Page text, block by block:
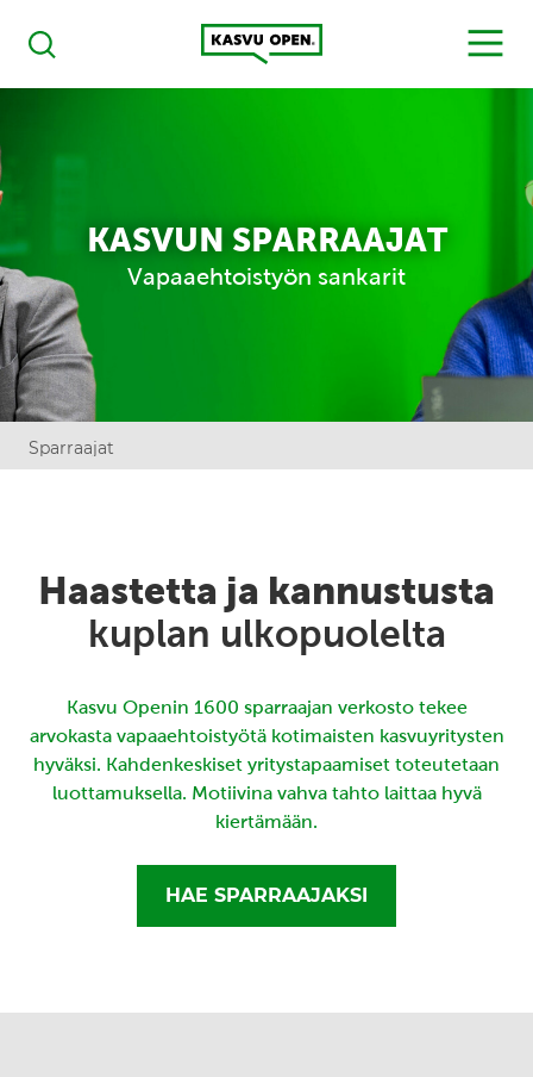
Haku
Kasvu Open
MENU
KASVUN SPARRAAJAT
Vapaaehtoistyön sankarit
Sparraajat
Haastetta ja kannustusta
kuplan ulkopuolelta
Kasvu Openin 1600 sparraajan verkosto tekee
arvokasta vapaaehtoistyötä kotimaisten kasvuyritysten
hyväksi. Kahdenkeskiset yritystapaamiset toteutetaan
luottamuksella. Motiivina vahva tahto laittaa hyvä
kiertämään.
HAE SPARRAAJAKSI